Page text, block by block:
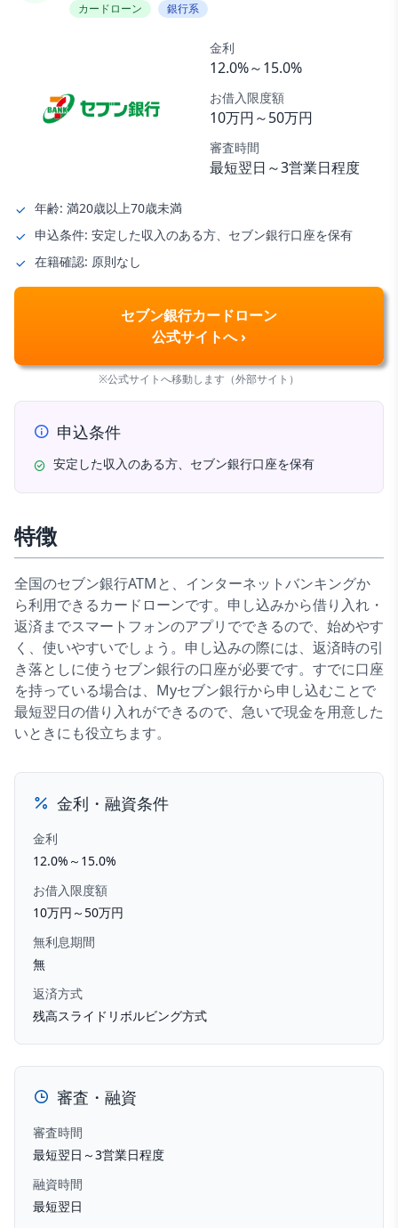
カードローン 銀行系
金利
12.0%～15.0%
お借入限度額
10万円～50万円
審査時間
最短翌日～3営業日程度
年齢: 満20歳以上70歳未満
申込条件: 安定した収入のある方、セブン銀行口座を保有
在籍確認: 原則なし
セブン銀行カードローン
公式サイトへ ›
※公式サイトへ移動します（外部サイト）
申込条件
安定した収入のある方、セブン銀行口座を保有
特徴
全国のセブン銀行ATMと、インターネットバンキングか
ら利用できるカードローンです。申し込みから借り入れ・
返済までスマートフォンのアプリでできるので、始めやす
く、使いやすいでしょう。申し込みの際には、返済時の引
き落としに使うセブン銀行の口座が必要です。すでに口座
を持っている場合は、Myセブン銀行から申し込むことで
最短翌日の借り入れができるので、急いで現金を用意した
いときにも役立ちます。
金利・融資条件
金利
12.0%～15.0%
お借入限度額
10万円～50万円
無利息期間
無
返済方式
残高スライドリボルビング方式
審査・融資
審査時間
最短翌日～3営業日程度
融資時間
最短翌日